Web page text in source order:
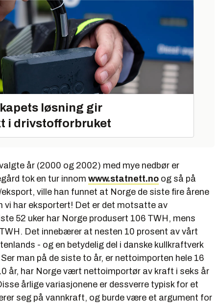
løsning gir
i drivstofforbruket
år (2000 og 2002) med mye nedbør er
tok en tur innom www.statnett.no og så på
ville han funnet at Norge de siste fire årene
vi har eksportert! Det er det motsatte av
52 uker har Norge produsert 106 TWH, mens
Det innebærer at nesten 10 prosent av vårt
- og en betydelig del i danske kullkraftverk
man på de siste to år, er nettoimporten hele 16
år, har Norge vært nettoimportør av kraft i seks år
årlige variasjonene er dessverre typisk for et
seg på vannkraft, og burde være et argument for